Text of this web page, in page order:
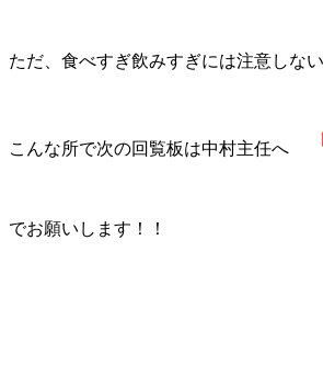
ただ、食べすぎ飲みすぎには注意しな
こんな所で次の回覧板は中村主任へ
でお願いします！！